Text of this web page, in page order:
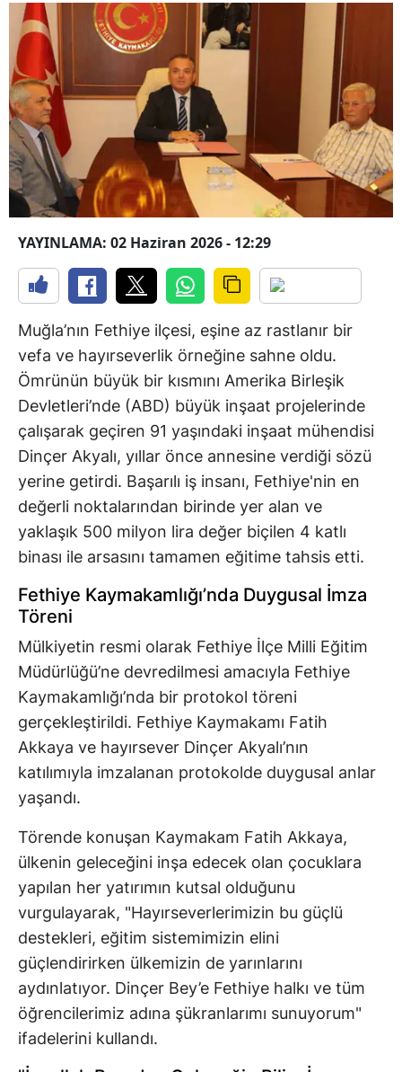
YAYINLAMA: 02 Haziran 2026 - 12:29
Muğla’nın Fethiye ilçesi, eşine az rastlanır bir
vefa ve hayırseverlik örneğine sahne oldu.
Ömrünün büyük bir kısmını Amerika Birleşik
Devletleri’nde (ABD) büyük inşaat projelerinde
çalışarak geçiren 91 yaşındaki inşaat mühendisi
Dinçer Akyalı, yıllar önce annesine verdiği sözü
yerine getirdi. Başarılı iş insanı, Fethiye'nin en
değerli noktalarından birinde yer alan ve
yaklaşık 500 milyon lira değer biçilen 4 katlı
binası ile arsasını tamamen eğitime tahsis etti.
Fethiye Kaymakamlığı’nda Duygusal İmza
Töreni
Mülkiyetin resmi olarak Fethiye İlçe Milli Eğitim
Müdürlüğü’ne devredilmesi amacıyla Fethiye
Kaymakamlığı’nda bir protokol töreni
gerçekleştirildi. Fethiye Kaymakamı Fatih
Akkaya ve hayırsever Dinçer Akyalı’nın
katılımıyla imzalanan protokolde duygusal anlar
yaşandı.
Törende konuşan Kaymakam Fatih Akkaya,
ülkenin geleceğini inşa edecek olan çocuklara
yapılan her yatırımın kutsal olduğunu
vurgulayarak, "Hayırseverlerimizin bu güçlü
destekleri, eğitim sistemimizin elini
güçlendirirken ülkemizin de yarınlarını
aydınlatıyor. Dinçer Bey’e Fethiye halkı ve tüm
öğrencilerimiz adına şükranlarımı sunuyorum"
ifadelerini kullandı.